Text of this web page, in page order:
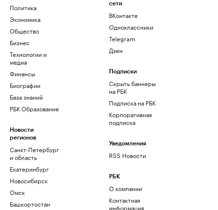
Политика
Экономика
Общество
Бизнес
Технологии и
медиа
Финансы
Биографии
База знаний
РБК Образование
Новости
регионов
Санкт-Петербург
и область
Екатеринбург
Новосибирск
Омск
Башкортостан
сети
ВКонтакте
Одноклассники
Telegram
Дзен
Подписки
Скрыть баннеры
на РБК
Подписка на РБК
Корпоративная
подписка
Уведомления
RSS Новости
РБК
О компании
Контактная
информация